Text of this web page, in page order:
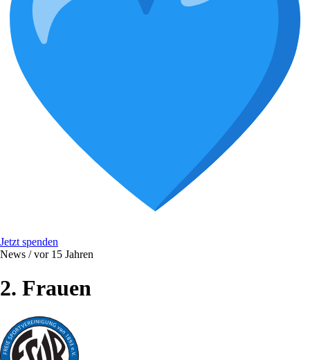
Jetzt spenden
News /vor 15 Jahren
2. Frauen